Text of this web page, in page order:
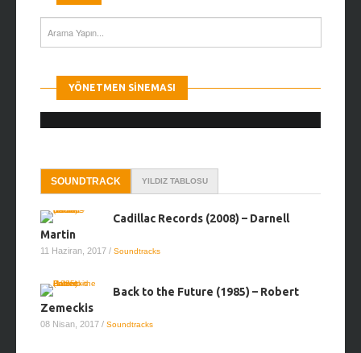
YÖNETMEN SINEMASI
SOUNDTRACK YILDIZ TABLOSU
Cadillac Records (2008) – Darnell
Martin
11 Haziran, 2017 / Soundtracks
Back to the Future (1985) – Robert
Zemeckis
08 Nisan, 2017 / Soundtracks